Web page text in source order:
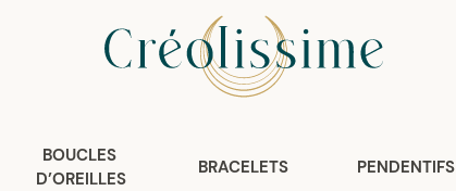
BOUCLES
D’OREILLES
BRACELETS PENDENTIFS